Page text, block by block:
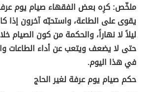
ملخّص: كرِه بعض الفقهاء صيام يوم
يقوى على الطاعة، واستحبّه آخرون
ليلاً لا نهاراً، والحكمة من كون الصيام
حتى لا يضعف ويتعب عن أداء الطاعات
في هذا اليوم.
حكم صيام يوم عرفة لغير الحاج